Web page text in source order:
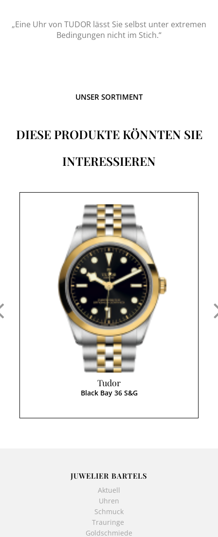
„Eine Uhr von TUDOR lässt Sie selbst unter extremen
Bedingungen nicht im Stich.“
UNSER SORTIMENT
DIESE PRODUKTE KÖNNTEN SIE
INTERESSIEREN
Tudor
Black Bay 36 S&G
JUWELIER BARTELS
Aktuell
Uhren
Schmuck
Trauringe
Goldschmiede